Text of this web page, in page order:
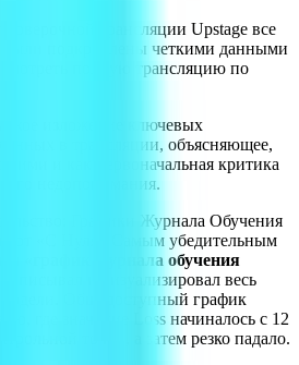
трансляции Upstage все
подкреплены четкими данными
полную трансляцию по
изложение ключевых
в трансляции, объясняющее,
и как первоначальная критика
недопонимания.
Графики Журнала Обучения
«С Нуля» Самым убедительным
«график журнала обучения
и визуализировал весь
модели. Общедоступный график
где значение Loss начиналось с 12
точки, а затем резко падало.